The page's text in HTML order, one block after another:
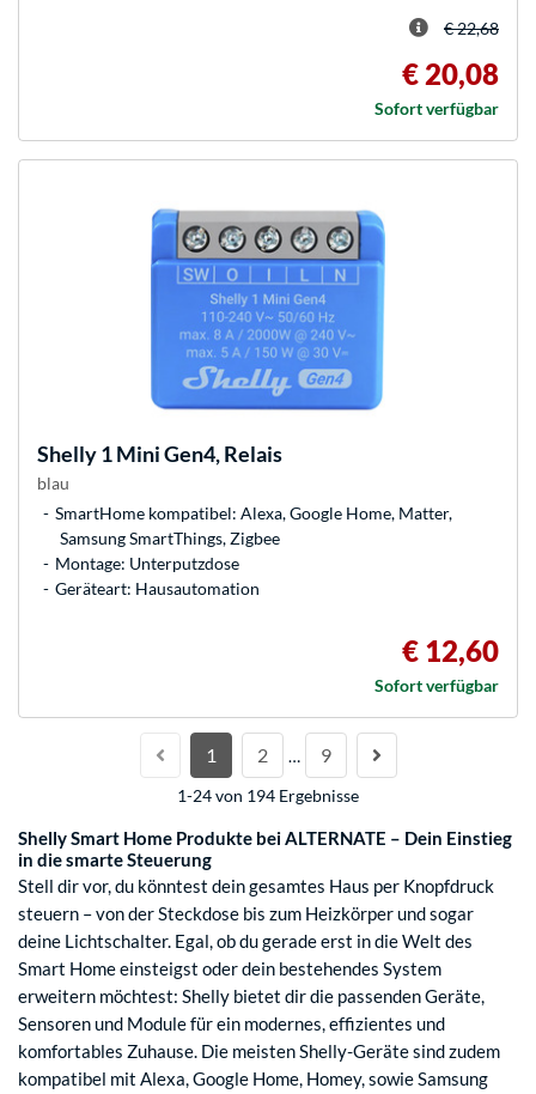
€ 22,68
€ 20,08
Sofort verfügbar
Shelly1 Mini Gen4, Relais
blau
SmartHome kompatibel: Alexa, Google Home, Matter,
Samsung SmartThings, Zigbee
Montage: Unterputzdose
Geräteart: Hausautomation
€ 12,60
Sofort verfügbar
1 2 … 9
1-24 von 194 Ergebnisse
Shelly Smart Home Produkte bei ALTERNATE – Dein Einstieg
in die smarte Steuerung
Stell dir vor, du könntest dein gesamtes Haus per Knopfdruck
steuern – von der Steckdose bis zum Heizkörper und sogar
deine Lichtschalter. Egal, ob du gerade erst in die Welt des
Smart Home einsteigst oder dein bestehendes System
erweitern möchtest: Shelly bietet dir die passenden Geräte,
Sensoren und Module für ein modernes, effizientes und
komfortables Zuhause. Die meisten Shelly-Geräte sind zudem
kompatibel mit Alexa, Google Home, Homey, sowie Samsung